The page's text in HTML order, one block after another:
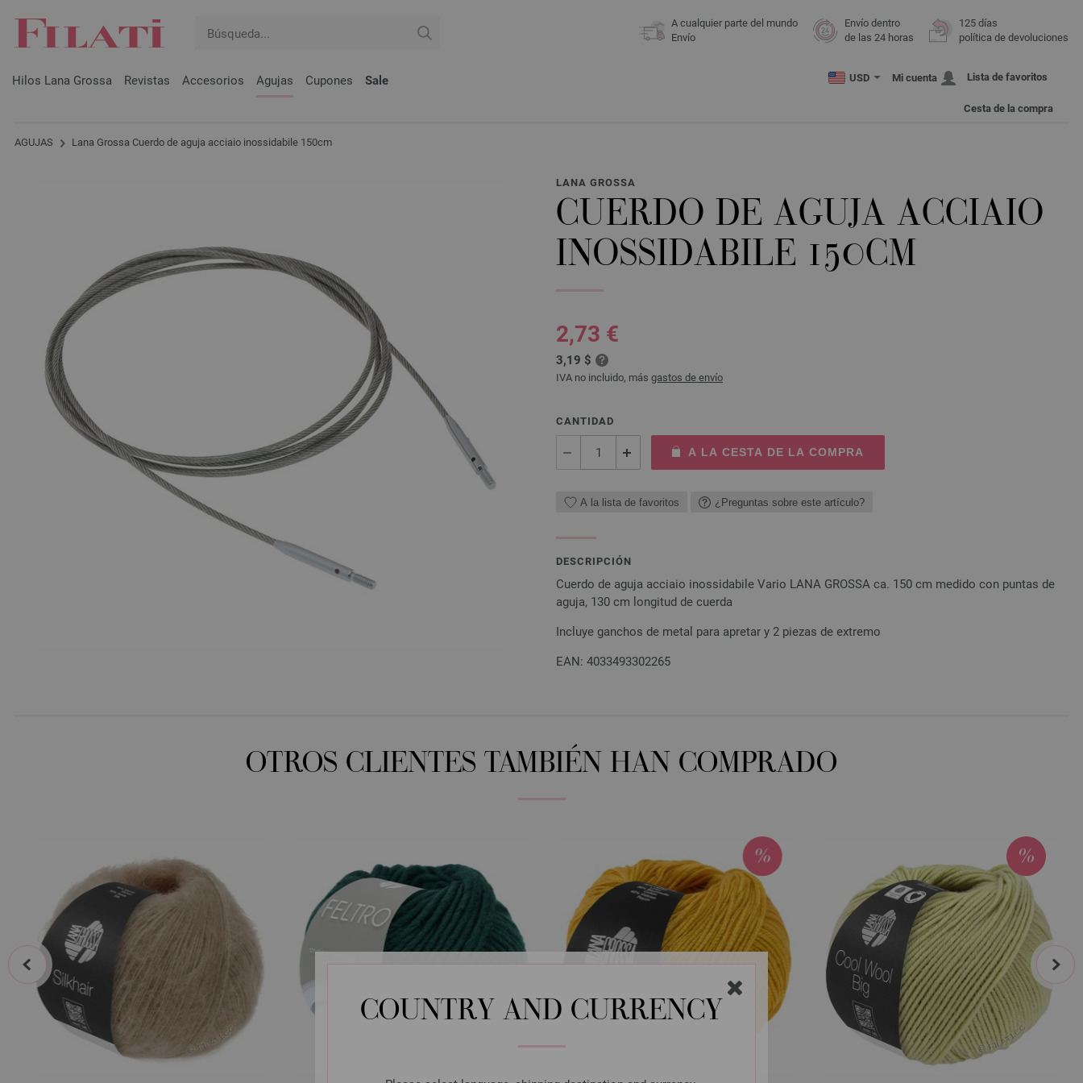
COUNTRY AND CURRENCY
A cualquier parte del mundo
Envío
Envío dentro
de las 24 horas
125 días
política de devoluciones
Hilos Lana Grossa Revistas Accesorios Agujas Cupones Sale USD Mi cuenta Lista de favoritos
Cesta de la compra
AGUJAS Lana Grossa Cuerdo de aguja acciaio inossidabile 150cm
LANA GROSSA
CUERDO DE AGUJA ACCIAIO
INOSSIDABILE 150CM
2,73 €
3,19 $
IVA no incluido, más gastos de envío
CANTIDAD
A LA CESTA DE LA COMPRA
A la lista de favoritos ¿Preguntas sobre este artículo?
DESCRIPCIÓN
Cuerdo de aguja acciaio inossidabile Vario LANA GROSSA ca. 150 cm medido con puntas de
aguja, 130 cm longitud de cuerda
Incluye ganchos de metal para apretar y 2 piezas de extremo
EAN: 4033493302265
OTROS CLIENTES TAMBIÉN HAN COMPRADO
prev next